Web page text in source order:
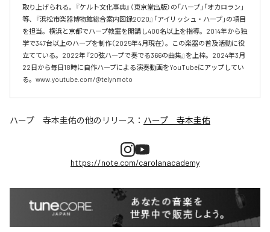
取り上げられる。『ケルト文化事典』（東京堂出版）の「ハープ」「オカロラン」
等、『浜松市楽器博物館総合案内図録2020』「アイリッシュ・ハープ」の項目
を担当。横浜と京都でハープ教室を開講し400名以上を指導。2014年から独
学で347台以上のハープを制作（2025年4月現在）。この楽器の普及活動に役
立てている。2022年『20弦ハープで奏でる366の曲集』を上梓。2024年3月
22日から毎日18時に自作ハープによる演奏動画をYouTubeにアップしてい
る。www.youtube.com/@telynmoto
ハープ 寺本圭佑の他のリリース： ハープ 寺本圭佑
https://note.com/carolanacademy